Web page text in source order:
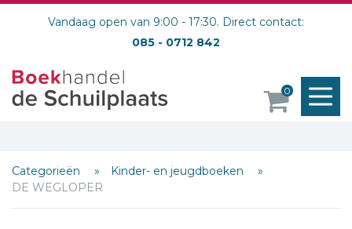
Vandaag open van 9:00 - 17:30. Direct contact:
085 - 0712 842
0
Categorieën
Kinder- en jeugdboeken
DE WEGLOPER